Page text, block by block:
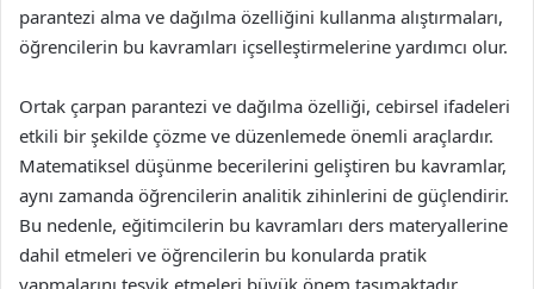
parantezi alma ve dağılma özelliğini kullanma alıştırmaları,
öğrencilerin bu kavramları içselleştirmelerine yardımcı olur.
Ortak çarpan parantezi ve dağılma özelliği, cebirsel ifadeleri
etkili bir şekilde çözme ve düzenlemede önemli araçlardır.
Matematiksel düşünme becerilerini geliştiren bu kavramlar,
aynı zamanda öğrencilerin analitik zihinlerini de güçlendirir.
Bu nedenle, eğitimcilerin bu kavramları ders materyallerine
dahil etmeleri ve öğrencilerin bu konularda pratik
yapmalarını teşvik etmeleri büyük önem taşımaktadır.